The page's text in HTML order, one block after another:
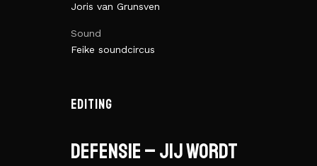
Joris van Grunsven
Sound
Feike soundcircus
EDITING
Defensie – Jij wordt